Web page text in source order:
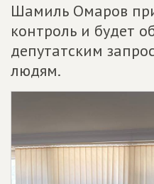
Шамиль Омаров
контроль и будет
депутатским
людям.